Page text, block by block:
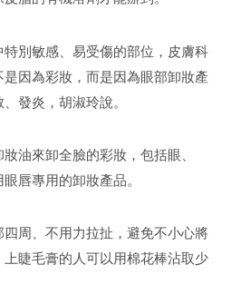
別敏感、易受傷的部位，皮膚科
因為彩妝，而是因為眼部卸妝產
發炎，胡淑玲說。
油來卸全臉的彩妝，包括眼、
唇專用的卸妝產品。
周、不用力拉扯，避免不小心將
睫毛膏的人可以用棉花棒沾取少